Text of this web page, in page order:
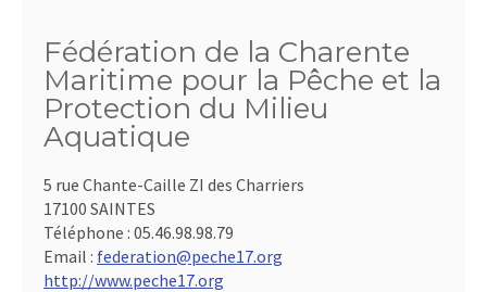
Fédération de la Charente
Maritime pour la Pêche et la
Protection du Milieu
Aquatique
5 rue Chante-Caille ZI des Charriers
17100 SAINTES
Téléphone : 05.46.98.98.79
Email : federation@peche17.org
http://www.peche17.org